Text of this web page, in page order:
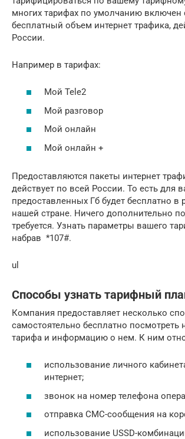
многих тарифах по умолчанию
бесплатный объем интернет трафика,
России.
Например в тарифах:
Мой Tele2
Мой разговор
Мой онлайн
Мой онлайн +
Предоставляются пакеты интернет
действует по всей России. То есть для
предоставленных Гб будет бесплатно в
нашей стране. Ничего дополнительно
требуется. Узнать параметры вашего
набрав *107#.
ul
Способы узнать тарифный
Компания предоставляет несколько
самостоятельно бесплатно посмотреть
тарифа и информацию о нем. К ним
использование личного
интернет;
звонок на номер телефона
отправка СМС-сообщения на
использование USSD-